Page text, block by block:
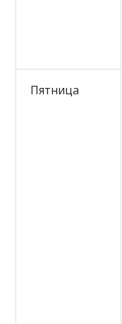
Пятница